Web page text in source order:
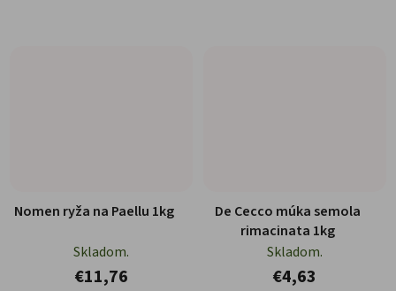
Nomen ryža na Paellu 1kg
Skladom.
€11,76
De Cecco múka semola
rimacinata 1kg
Skladom.
€4,63